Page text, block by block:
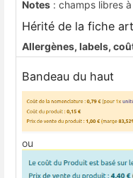
Notes : champs libres
Hérité de la fiche
Allergènes, labels,
Bandeau du haut
ou